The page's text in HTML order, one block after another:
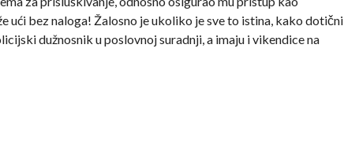
ući bez naloga! Žalosno je ukoliko je sve to istina, kako dotični
dužnosnik u poslovnoj suradnji, a imaju i vikendice na